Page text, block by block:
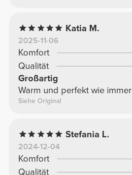
Katia M.
2025-11-06
Komfort
Qualität
Großartig
Warm und perfekt wie immer
Siehe Original
Stefania L.
2024-12-04
Komfort
Qualität